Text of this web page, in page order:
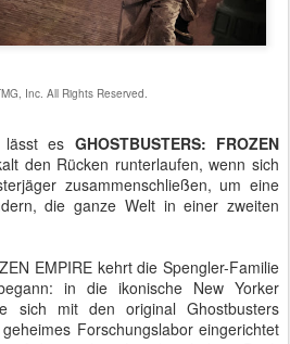
Inc. All Rights Reserved.
lässt es GHOSTBUSTERS: FROZEN
den Rücken runterlaufen, wenn sich
zusammenschließen, um eine
die ganze Welt in einer zweiten
EMPIRE kehrt die Spengler-Familie
in die ikonische New Yorker
sich mit den original Ghostbusters
Forschungslabor eingerichtet